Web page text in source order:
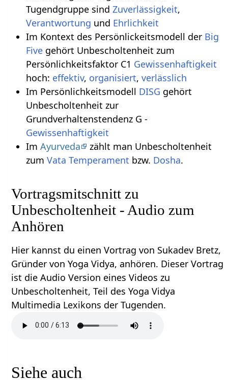
Tugendgruppe sind Zuverlässigkeit,
Verantwortung und Ehrlichkeit
Im Kontext des Persönlickeitsmodell der Big
Fivegehört Unbescholtenheit zum
Persönlichkeitsfaktor C1 Gewissenhaftigkeit
hoch: effektiv, organisiert, verlässlich
Im Persönlichkeitsmodell DISG gehört
Unbescholtenheit zur
Grundverhaltenstendenz G -
Gewissenhaftigkeit
Im Ayurveda
zählt man Unbescholtenheit
zum Vata Temperament bzw. Dosha.
Vortragsmitschnitt zu
Unbescholtenheit - Audio zum
Anhören
Hier kannst du einen Vortrag von Sukadev Bretz,
Gründer von Yoga Vidya, anhören. Dieser Vortrag
ist die Audio Version eines Videos zu
Unbescholtenheit, Teil des Yoga Vidya
Multimedia Lexikons der Tugenden.
Siehe auch